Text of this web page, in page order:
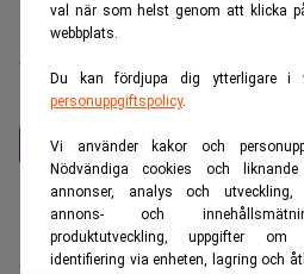
val när som helst genom att klicka
webbplats.
Du kan fördjupa dig ytterligare i
personuppgiftspolicy.
Vi använder kakor och
Nödvändiga cookies och
annonser, analys och utveckling,
annons- och
produktutveckling, uppgifter om
identifiering via enheten, lagring och
Realtid är en oberoende och
dig som vill fördjupa dig inom
näringslivsnyheter.
Hantera prenumeration
Integritetspolicy för
Cookiepolicy